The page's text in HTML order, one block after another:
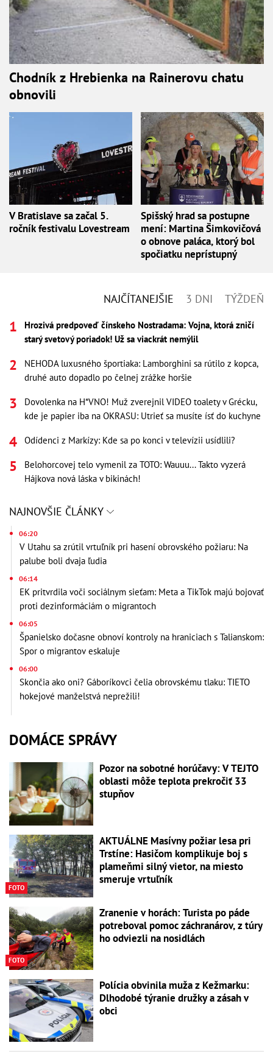
Chodník z Hrebienka na Rainerovu chatu
obnovili
V Bratislave sa začal 5.
ročník festivalu Lovestream
Spišský hrad sa postupne
mení: Martina Šimkovičová
o obnove paláca, ktorý bol
spočiatku neprístupný
NAJČÍTANEJŠIE 3 DNI TÝŽDEŇ
Hrozivá predpoveď čínskeho Nostradama: Vojna, ktorá zničí
starý svetový poriadok! Už sa viackrát nemýlil
NEHODA luxusného športiaka: Lamborghini sa rútilo z kopca,
druhé auto dopadlo po čelnej zrážke horšie
Dovolenka na H*VNO! Muž zverejnil VIDEO toalety v Grécku,
kde je papier iba na OKRASU: Utrieť sa musíte ísť do kuchyne
Odídenci z Markízy: Kde sa po konci v televízii usídlili?
Belohorcovej telo vymenil za TOTO: Wauuu... Takto vyzerá
Hájkova nová láska v bikinách!
NAJNOVŠIE ČLÁNKY
06:20
V Utahu sa zrútil vrtuľník pri hasení obrovského požiaru: Na
palube boli dvaja ľudia
06:14
EK pritvrdila voči sociálnym sieťam: Meta a TikTok majú bojovať
proti dezinformáciám o migrantoch
06:05
Španielsko dočasne obnoví kontroly na hraniciach s Talianskom:
Spor o migrantov eskaluje
06:00
Skončia ako oni? Gáboríkovci čelia obrovskému tlaku: TIETO
hokejové manželstvá neprežili!
DOMÁCE SPRÁVY
Pozor na sobotné horúčavy: V TEJTO
oblasti môže teplota prekročiť 33
stupňov
FOTO
AKTUÁLNE Masívny požiar lesa pri
Trstíne: Hasičom komplikuje boj s
plameňmi silný vietor, na miesto
smeruje vrtuľník
FOTO
Zranenie v horách: Turista po páde
potreboval pomoc záchranárov, z túry
ho odviezli na nosidlách
Polícia obvinila muža z Kežmarku:
Dlhodobé týranie družky a zásah v
obci